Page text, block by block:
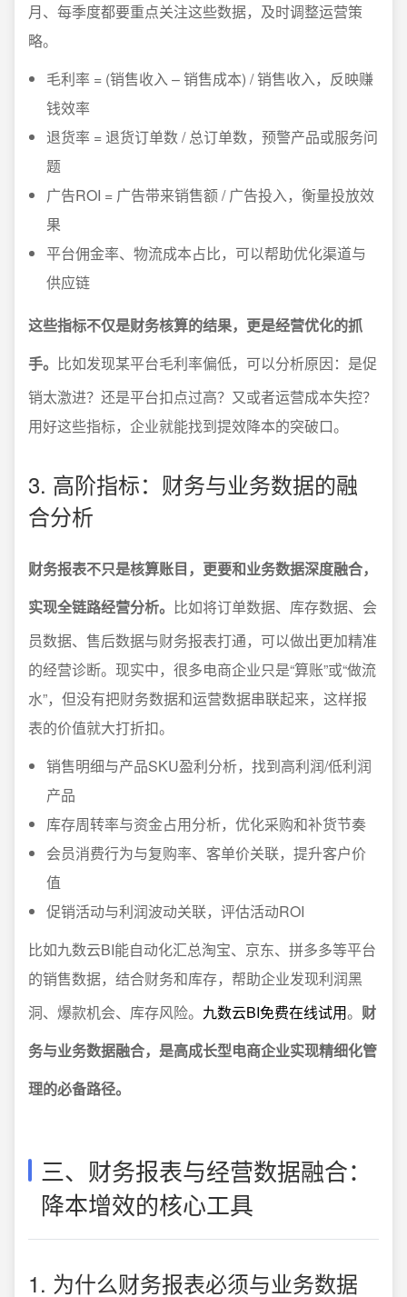
月、每季度都要重点关注这些数据，及时调整运营策
略。
毛利率 = (销售收入 – 销售成本) / 销售收入，反映赚
钱效率
退货率 = 退货订单数 / 总订单数，预警产品或服务问
题
广告ROI = 广告带来销售额 / 广告投入，衡量投放效
果
平台佣金率、物流成本占比，可以帮助优化渠道与
供应链
这些指标不仅是财务核算的结果，更是经营优化的抓
手。 比如发现某平台毛利率偏低，可以分析原因：是促
销太激进？还是平台扣点过高？又或者运营成本失控？
用好这些指标，企业就能找到提效降本的突破口。
3. 高阶指标：财务与业务数据的融
合分析
财务报表不只是核算账目，更要和业务数据深度融合，
实现全链路经营分析。 比如将订单数据、库存数据、会
员数据、售后数据与财务报表打通，可以做出更加精准
的经营诊断。现实中，很多电商企业只是“算账”或“做流
水”，但没有把财务数据和运营数据串联起来，这样报
表的价值就大打折扣。
销售明细与产品SKU盈利分析，找到高利润/低利润
产品
库存周转率与资金占用分析，优化采购和补货节奏
会员消费行为与复购率、客单价关联，提升客户价
值
促销活动与利润波动关联，评估活动ROI
比如九数云BI能自动化汇总淘宝、京东、拼多多等平台
的销售数据，结合财务和库存，帮助企业发现利润黑
洞、爆款机会、库存风险。 九数云BI免费在线试用。 财
务与业务数据融合，是高成长型电商企业实现精细化管
理的必备路径。
三、财务报表与经营数据融合：
降本增效的核心工具
1. 为什么财务报表必须与业务数据